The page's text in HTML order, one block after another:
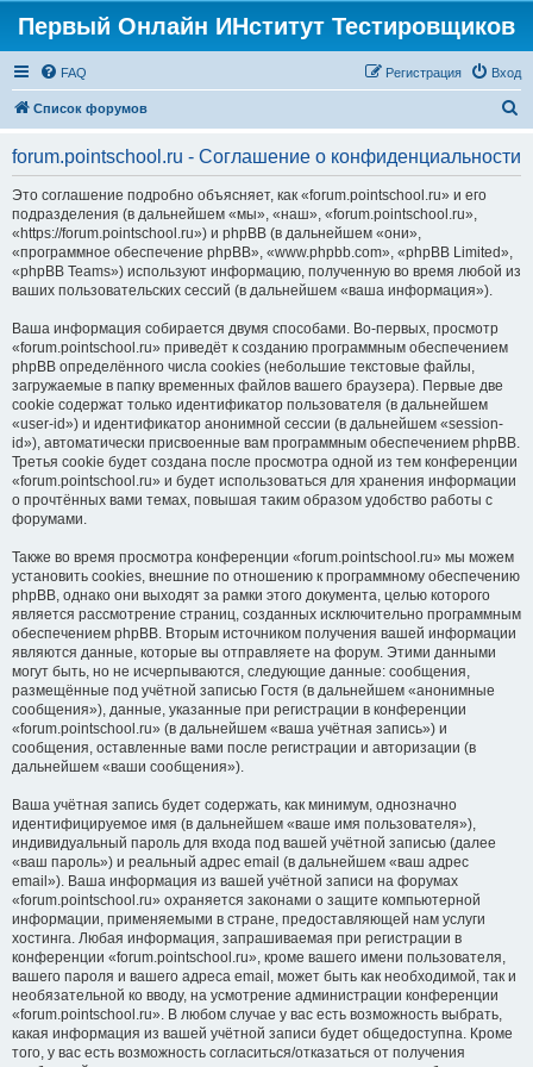
Первый Онлайн ИНститут Тестировщиков
FAQ Вход
Регистрация
Список форумов
forum.pointschool.ru - Соглашение о конфиденциальности
Это соглашение подробно объясняет, как «forum.pointschool.ru» и его
подразделения (в дальнейшем «мы», «наш», «forum.pointschool.ru»,
«https://forum.pointschool.ru») и phpBB (в дальнейшем «они»,
«программное обеспечение phpBB», «www.phpbb.com», «phpBB Limited»,
«phpBB Teams») используют информацию, полученную во время любой из
ваших пользовательских сессий (в дальнейшем «ваша информация»).
Ваша информация собирается двумя способами. Во-первых, просмотр
«forum.pointschool.ru» приведёт к созданию программным обеспечением
phpBB определённого числа cookies (небольшие текстовые файлы,
загружаемые в папку временных файлов вашего браузера). Первые две
cookie содержат только идентификатор пользователя (в дальнейшем
«user-id») и идентификатор анонимной сессии (в дальнейшем «session-
id»), автоматически присвоенные вам программным обеспечением phpBB.
Третья cookie будет создана после просмотра одной из тем конференции
«forum.pointschool.ru» и будет использоваться для хранения информации
о прочтённых вами темах, повышая таким образом удобство работы с
форумами.
Также во время просмотра конференции «forum.pointschool.ru» мы можем
установить cookies, внешние по отношению к программному обеспечению
phpBB, однако они выходят за рамки этого документа, целью которого
является рассмотрение страниц, созданных исключительно программным
обеспечением phpBB. Вторым источником получения вашей информации
являются данные, которые вы отправляете на форум. Этими данными
могут быть, но не исчерпываются, следующие данные: сообщения,
размещённые под учётной записью Гостя (в дальнейшем «анонимные
сообщения»), данные, указанные при регистрации в конференции
«forum.pointschool.ru» (в дальнейшем «ваша учётная запись») и
сообщения, оставленные вами после регистрации и авторизации (в
дальнейшем «ваши сообщения»).
Ваша учётная запись будет содержать, как минимум, однозначно
идентифицируемое имя (в дальнейшем «ваше имя пользователя»),
индивидуальный пароль для входа под вашей учётной записью (далее
«ваш пароль») и реальный адрес email (в дальнейшем «ваш адрес
email»). Ваша информация из вашей учётной записи на форумах
«forum.pointschool.ru» охраняется законами о защите компьютерной
информации, применяемыми в стране, предоставляющей нам услуги
хостинга. Любая информация, запрашиваемая при регистрации в
конференции «forum.pointschool.ru», кроме вашего имени пользователя,
вашего пароля и вашего адреса email, может быть как необходимой, так и
необязательной ко вводу, на усмотрение администрации конференции
«forum.pointschool.ru». В любом случае у вас есть возможность выбрать,
какая информация из вашей учётной записи будет общедоступна. Кроме
того, у вас есть возможность согласиться/отказаться от получения